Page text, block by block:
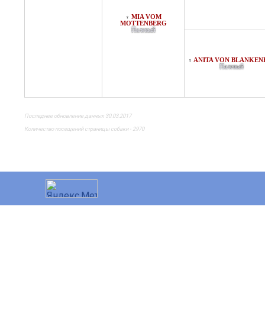
♀ MIA VOM
MOTTENBERG
Палевый
♀ ANITA VON
Палевый
Последнее обновление данных 30.03.2017
Количество посещений страницы собаки - 2970